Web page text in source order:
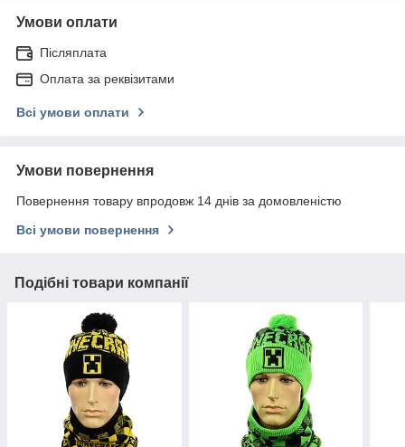
Умови оплати
Післяплата
Оплата за реквізитами
Всі умови оплати
Умови повернення
Повернення товару впродовж 14 днів за домовленістю
Всі умови повернення
Подібні товари компанії